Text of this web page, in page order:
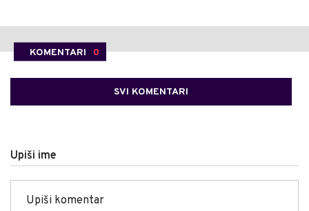
KOMENTARI 0
SVI KOMENTARI
Upiši ime